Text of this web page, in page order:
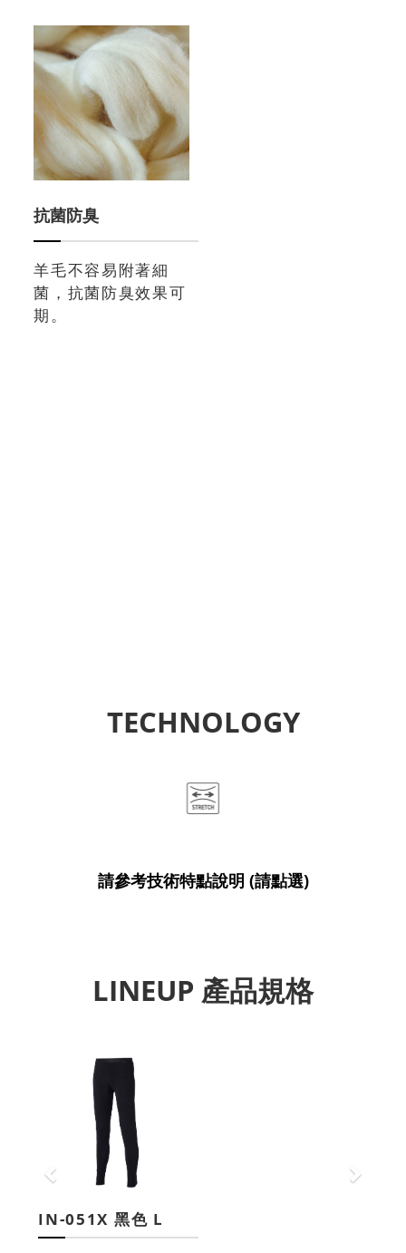
抗菌防臭
羊毛不容易附著細
菌，抗菌防臭效果可
期。
TECHNOLOGY
請參考技術特點說明 (請點選)
LINEUP 產品規格
IN-051X 黑色 L
Previous